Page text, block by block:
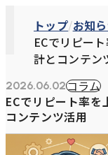
トップ お知
ECでリピー
計とコンテン
2026.06.02コラム
ECでリピート率
コンテンツ活用